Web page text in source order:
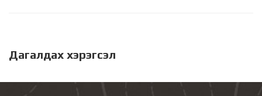
Дагалдах хэрэгсэл